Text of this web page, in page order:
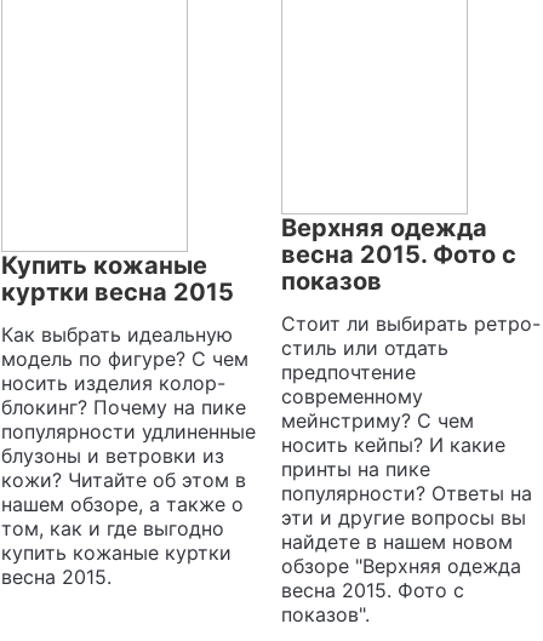
Купить кожаные
куртки весна 2015
Как выбрать идеальную
модель по фигуре? С чем
носить изделия колор-
блокинг? Почему на пике
популярности удлиненные
блузоны и ветровки из
кожи? Читайте об этом в
нашем обзоре, а также о
том, как и где выгодно
купить кожаные куртки
весна 2015.
Верхняя одежда
весна 2015. Фото с
показов
Стоит ли выбирать ретро-
стиль или отдать
предпочтение
современному
мейнстриму? С чем
носить кейпы? И какие
принты на пике
популярности? Ответы на
эти и другие вопросы вы
найдете в нашем новом
обзоре "Верхняя одежда
весна 2015. Фото с
показов".